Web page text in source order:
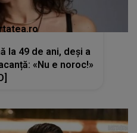
la 49 de ani, deși a
«Nu e noroc!»